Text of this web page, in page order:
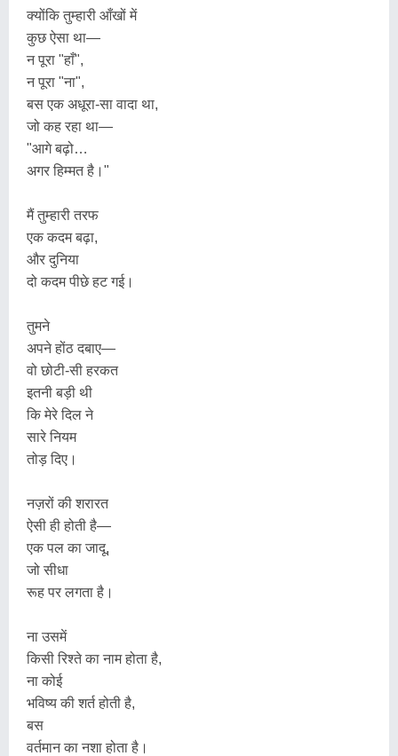
क्योंकि तुम्हारी आँखों में
कुछ ऐसा था—
न पूरा "हाँ",
न पूरा "ना",
बस एक अधूरा-सा वादा था,
जो कह रहा था—
"आगे बढ़ो…
अगर हिम्मत है।"
मैं तुम्हारी तरफ
एक कदम बढ़ा,
और दुनिया
दो कदम पीछे हट गई।
तुमने
अपने होंठ दबाए—
वो छोटी-सी हरकत
इतनी बड़ी थी
कि मेरे दिल ने
सारे नियम
तोड़ दिए।
नज़रों की शरारत
ऐसी ही होती है—
एक पल का जादू,
जो सीधा
रूह पर लगता है।
ना उसमें
किसी रिश्ते का नाम होता है,
ना कोई
भविष्य की शर्त होती है,
बस
वर्तमान का नशा होता है।